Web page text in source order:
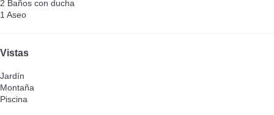
2 Baños con ducha
1 Aseo
Vistas
Jardín
Montaña
Piscina